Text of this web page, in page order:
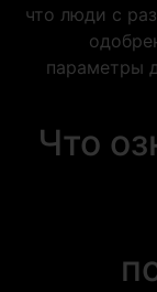
что люди с
параметры
Что